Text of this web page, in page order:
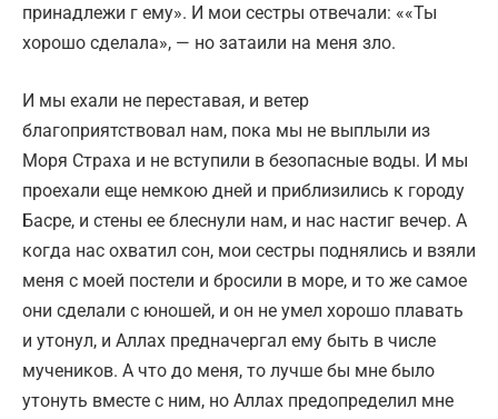
принадлежи г ему». И мои сестры отвечали: ««Ты
хорошо сделала», — но затаили на меня зло.
И мы ехали не переставая, и ветер
благоприятствовал нам, пока мы не выплыли из
Моря Страха и не вступили в безопасные воды. И мы
проехали еще немкою дней и приблизились к городу
Басре, и стены ее блеснули нам, и нас настиг вечер. А
когда нас охватил сон, мои сестры поднялись и взяли
меня с моей постели и бросили в море, и то же самое
они сделали с юношей, и он не умел хорошо плавать
и утонул, и Аллах предначергал ему быть в числе
мучеников. А что до меня, то лучше бы мне было
утонуть вместе с ним, но Аллах предопределил мне